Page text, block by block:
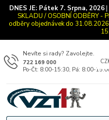
DNES JE: Pátek 7. Srpna, 2026|
SKLADU / OSOBNÍ ODBĚRY
odběry objednávek do
Nevíte si rady? Zavolejte.
722 169 000
Po-Čt: 8:00-15:30, Pá: 8:00-